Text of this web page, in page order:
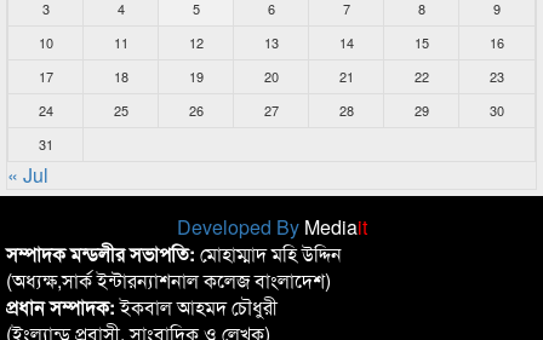
3
4 5 6 7 8
9
10
11 12 13 14 15
16
17
18 19 20 21 22
23
24
25 26 27 28 29
30
31
« Jul
Developed By Mediait
সম্পাদক মন্ডলীর সভাপতি: মোহাম্মাদ মহি উদ্দিন
(অধ্যক্ষ,সার্ক ইন্টারন্যাশনাল কলেজ বাংলাদেশ)
প্রধান সম্পাদক:ইকবাল আহমদ চৌধুরী
(ইংল্যান্ড প্রবাসী, সাংবাদিক ও লেখক)